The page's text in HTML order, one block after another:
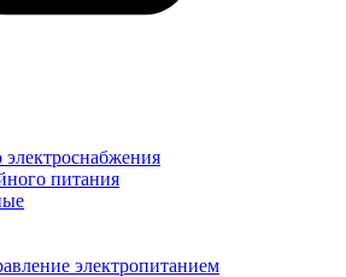
питания
электропитанием